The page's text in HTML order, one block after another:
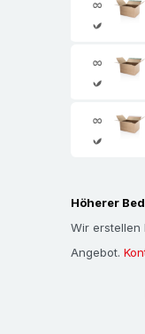
Höherer
Wir erstellen
Angebot.